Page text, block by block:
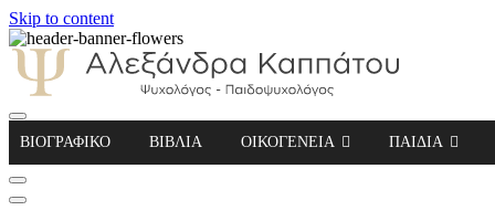
Skip to content
Αλεξάνδρα Καππάτου Ψυχολόγος –
ΒΙΟΓΡΑΦΙΚΟ ΒΙΒΛΙΑ ΟΙΚΟΓΕΝΕΙΑ ΠΑΙΔΙΑ